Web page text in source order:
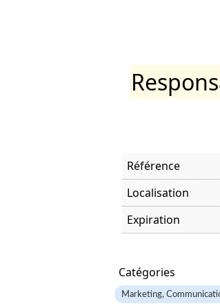
Référence
Localisation
Expiration
Catégories
Marketing,